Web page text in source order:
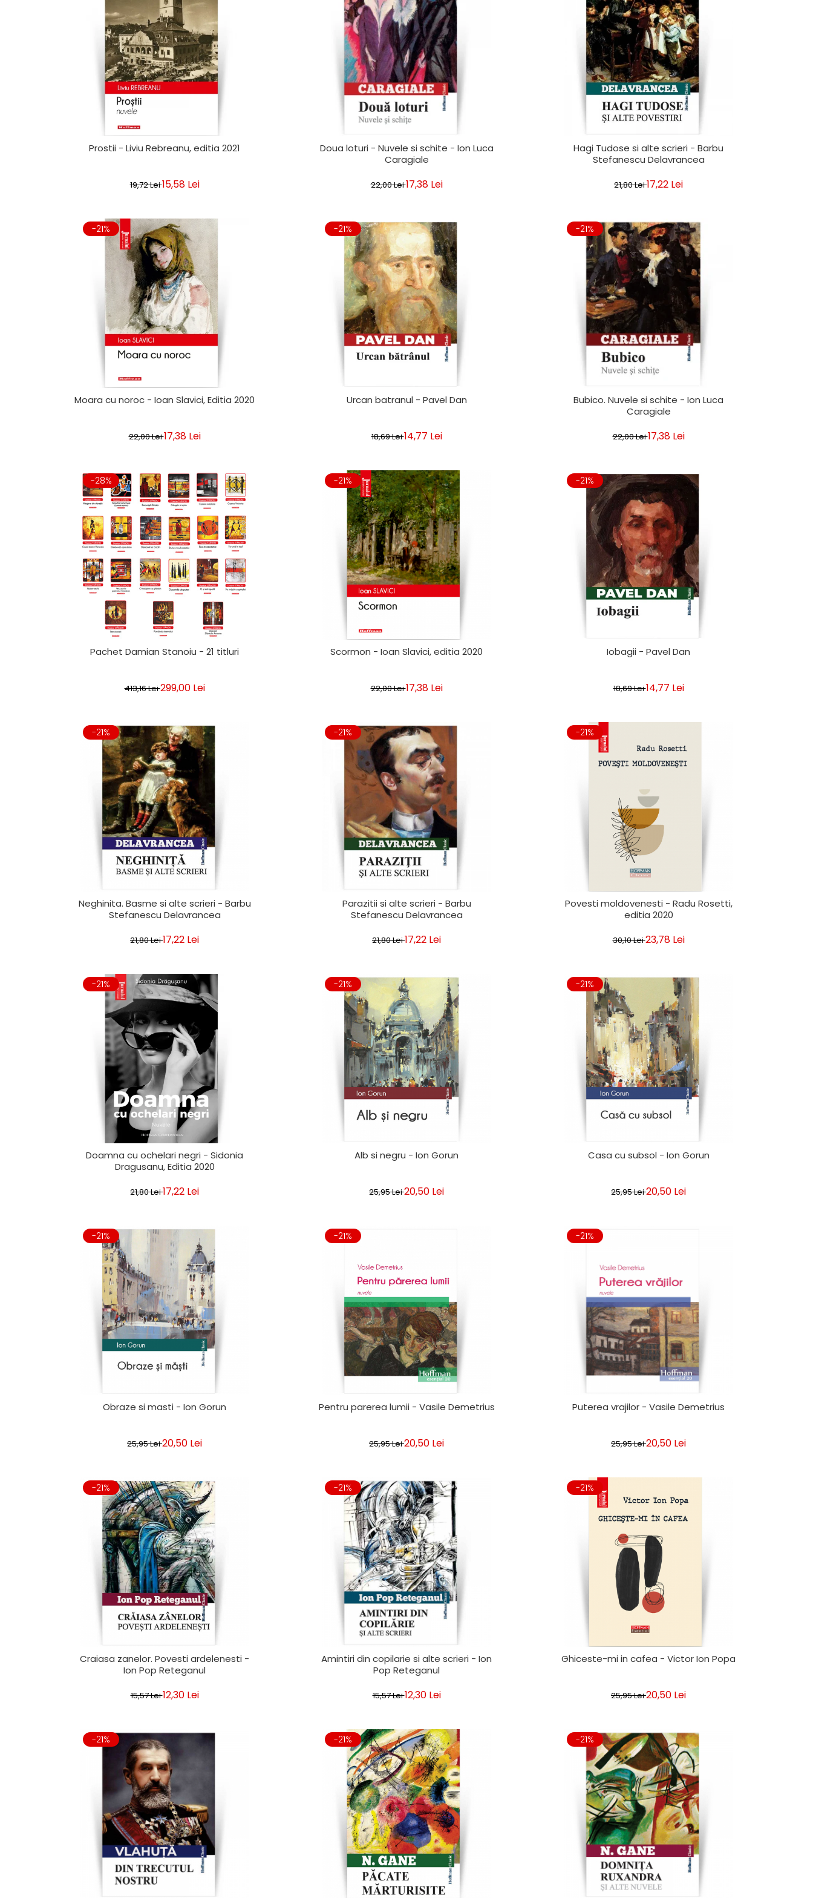
Publicistica / Reportaje / InterviuriProstii - Liviu Rebreanu, editia 2021
19,72 Lei15,58 Lei
Doua loturi - Nuvele si schite - Ion Luca
Caragiale
22,00 Lei17,38 Lei
Hagi Tudose si alte scrieri - Barbu
Stefanescu Delavrancea
21,80 Lei17,22 Lei
-21%
Moara cu noroc - Ioan Slavici, Editia 2020
22,00 Lei17,38 Lei
-21%
Urcan batranul - Pavel Dan
18,69 Lei14,77 Lei
-21%
Bubico. Nuvele si schite - Ion Luca
Caragiale
22,00 Lei17,38 Lei
-28%
Pachet Damian Stanoiu - 21 titluri
413,16 Lei299,00 Lei
-21%
Scormon - Ioan Slavici, editia 2020
22,00 Lei17,38 Lei
-21%
Iobagii - Pavel Dan
18,69 Lei14,77 Lei
-21%
Neghinita. Basme si alte scrieri - Barbu
Stefanescu Delavrancea
21,80 Lei17,22 Lei
-21%
Parazitii si alte scrieri - Barbu
Stefanescu Delavrancea
21,80 Lei17,22 Lei
-21%
Povesti moldovenesti - Radu Rosetti,
editia 2020
30,10 Lei23,78 Lei
-21%
Doamna cu ochelari negri - Sidonia
Dragusanu, Editia 2020
21,80 Lei17,22 Lei
-21%
Alb si negru - Ion Gorun
25,95 Lei20,50 Lei
-21%
Casa cu subsol - Ion Gorun
25,95 Lei20,50 Lei
-21%
Obraze si masti - Ion Gorun
25,95 Lei20,50 Lei
-21%
Pentru parerea lumii - Vasile Demetrius
25,95 Lei20,50 Lei
-21%
Puterea vrajilor - Vasile Demetrius
25,95 Lei20,50 Lei
-21%
Craiasa zanelor. Povesti ardelenesti -
Ion Pop Reteganul
15,57 Lei12,30 Lei
-21%
Amintiri din copilarie si alte scrieri - Ion
Pop Reteganul
15,57 Lei12,30 Lei
-21%
Ghiceste-mi in cafea - Victor Ion Popa
25,95 Lei20,50 Lei
-21% -21% -21%